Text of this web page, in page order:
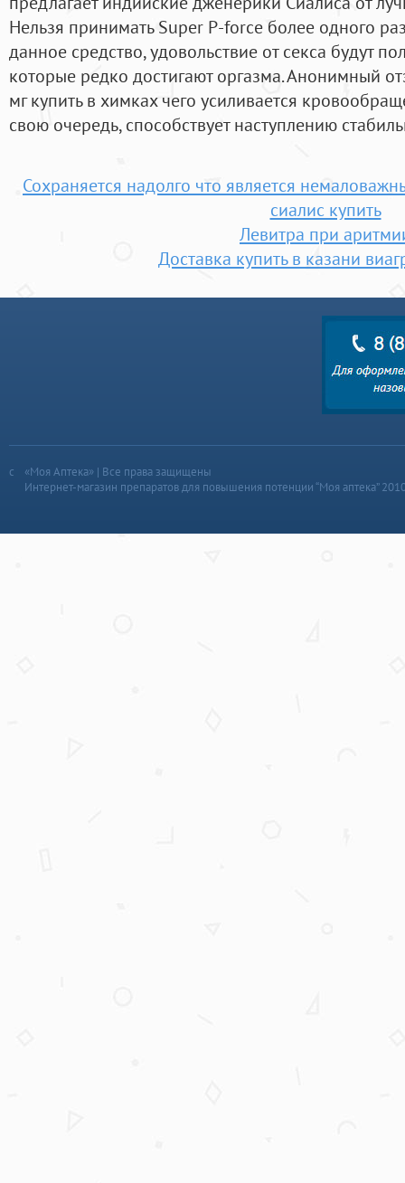
Нельзя принимать Super P-force более одного
данное средство, удовольствие от секса будут
которые редко достигают оргазма. Анонимный
мг купить в химках чего усиливается
свою очередь, способствует наступлению
Сохраняется надолго что является
сиалис купить
Левитра при
Доставка купить в казани
«Моя Аптека» | Все права защищены
Интернет-магазин препаратов для повышения потенции “Моя аптека”